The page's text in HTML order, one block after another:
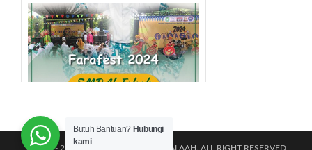
MPLS SMP 2024
kegiatan smp
kegiatan smp
@2011 - 2026 TK|SD|SMP ISLAM AL-FALAAH. ALL RIGHT RESERVED
Butuh Bantuan? Hubungi
kami